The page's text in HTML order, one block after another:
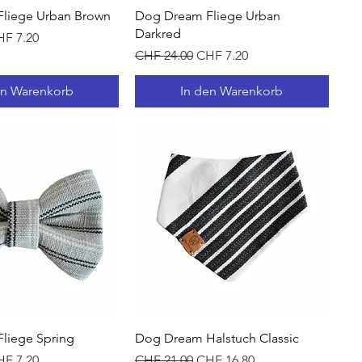
Urban Brown
Preis
7.20
Warenkorb
Schnellansicht
Dog Dream Fliege Urban
Darkred
Standardpreis
CHF 24.00 Sale-Preis
CHF 7.20
In den Warenkorb
Spring
Schnellansicht
Dog Dream Halstuch Classic